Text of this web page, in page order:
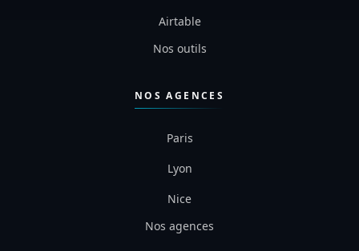
Airtable
Nos outils
NOS AGENCES
Paris
Lyon
Nice
Nos agences